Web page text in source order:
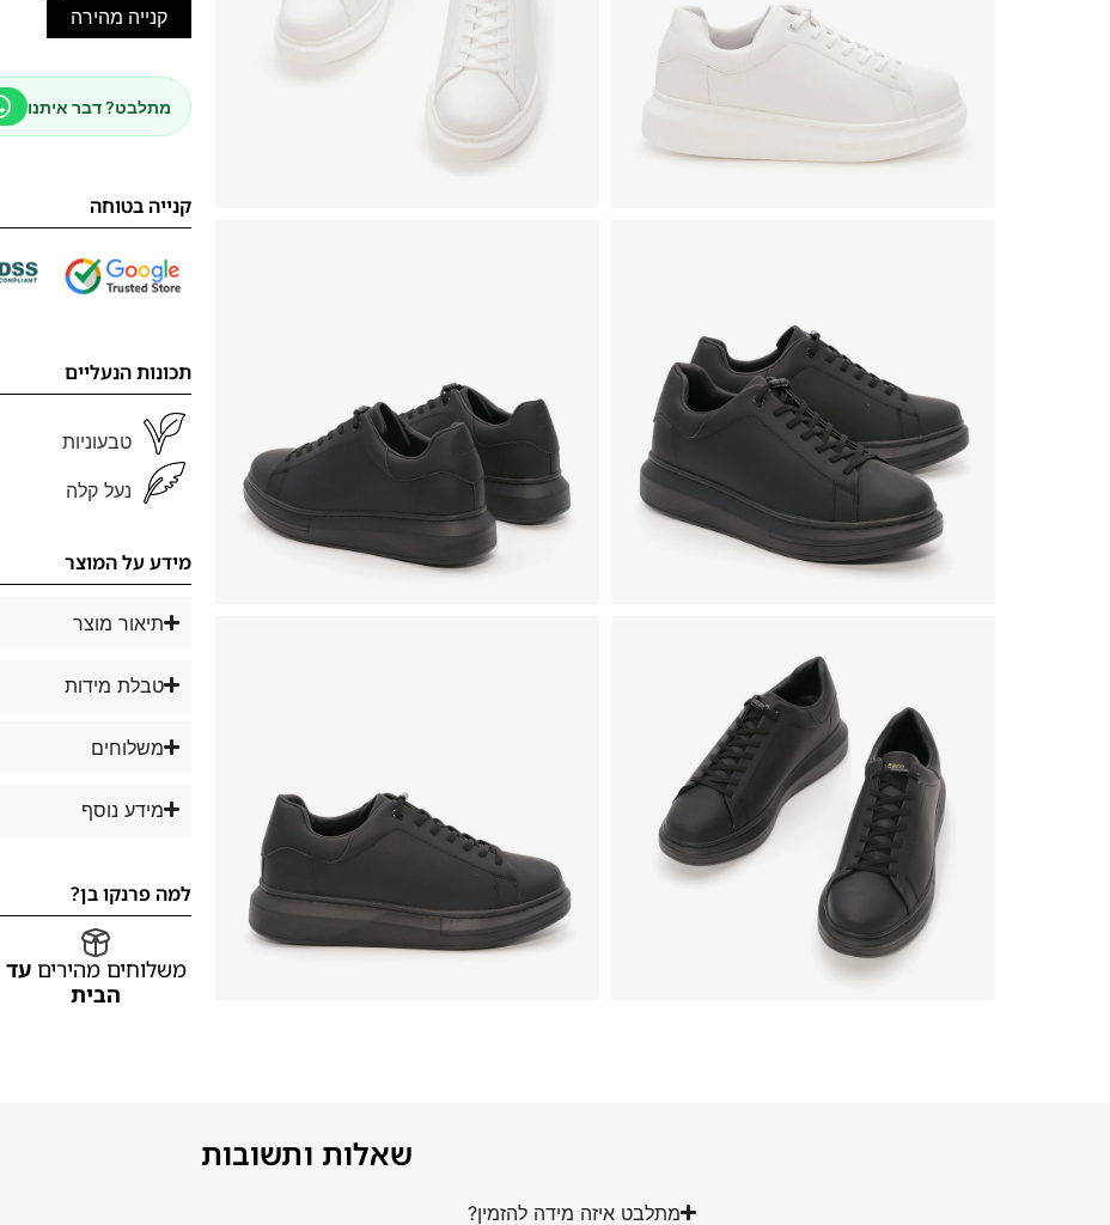
קנייה מהירה
מתלבט? דבר איתנו
קנייה בטוחה
תכונות הנעליים
טבעוניות
נעל קלה
מידע על המוצר
תיאור מוצר
טבלת מידות
משלוחים
מידע נוסף
למה פרנקו בן?
משלוחים מהיריםעד
הבית
שאלות ותשובות
מתלבט איזה מידה להזמין?